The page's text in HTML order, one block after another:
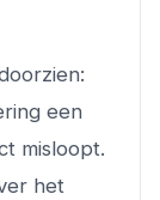
een
misloopt.
het